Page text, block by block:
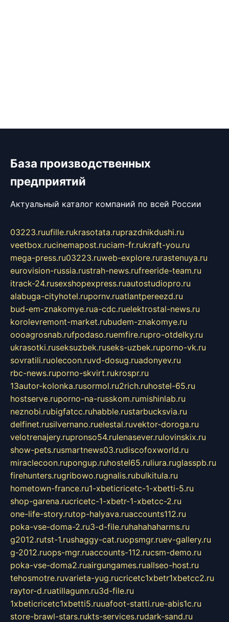
База производственных
предприятий
Актуальный каталог компаний по всей России
03223.ruufille.rukrasotata.ruprazdnikdushi.ru
veetbox.rucinemapost.ruciam-fr.rukraft-you.ru
mega-press.ru03223.ruweb-explore.rurastenuya.ru
eurovision-russia.rustrah-news.rufreeride-team.ru
itrack-24.rusexshopexpress.ruautostudiopro.ru
alabuga-cityhotel.rupornv.ruatlantpereezd.ru
bud-em-znakomye.rua-cdc.ruelektrostal-news.ru
korolevremont-market.rubudem-znakomye.ru
oooagrosnab.rufpodaso.ruemfire.rupro-otdelky.ru
ukrasotki.ruseksuzbek.ruseks-uzbek.ruporno-vk.ru
sovratili.ruolecoon.ruvd-dosug.ruadonyev.ru
rbc-news.ruporno-skvirt.rukrospr.ru
13autor-kolonka.rusormol.ru2rich.ruhostel-65.ru
hostserve.ruporno-na-russkom.rumishinlab.ru
neznobi.rubigfatcc.ruhabble.rustarbucksvia.ru
delfinet.rusilvernano.ruelestal.ruvektor-doroga.ru
velotrenajery.rupronso54.rulenasever.rulovinskix.ru
show-pets.rusmartnews03.rudiscofoxworld.ru
miraclecoon.rupongup.ruhostel65.ruliura.ruglasspb.ru
firehunters.rugribowo.rugnalis.rubulkitula.ru
hometown-france.ru1-xbeticricetc-1-xbetti-5.ru
shop-garena.rucricetc-1-xbetr-1-xbetcc-2.ru
one-life-story.rutop-halyava.ruaccounts112.ru
poka-vse-doma-2.ru3-d-file.ruhahahaharms.ru
g2012.rutst-1.rushaggy-cat.ruopsmgr.ruev-gallery.ru
g-2012.ruops-mgr.ruaccounts-112.rucsm-demo.ru
poka-vse-doma2.ruairgungames.ruallseo-host.ru
tehosmotre.ruvarieta-yug.rucricetc1xbetr1xbetcc2.ru
raytor-d.ruatillagunn.ru3d-file.ru
1xbeticricetc1xbetti5.ruuafoot-statti.rue-abis1c.ru
store-brawl-stars.rukts-services.rudark-sand.ru